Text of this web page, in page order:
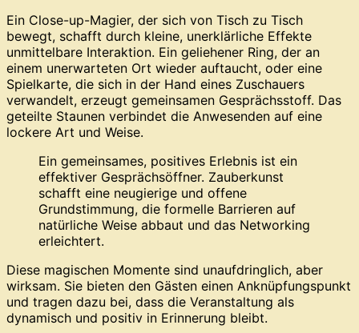
Ein Close-up-Magier, der sich von Tisch zu Tisch
bewegt, schafft durch kleine, unerklärliche Effekte
unmittelbare Interaktion. Ein geliehener Ring, der an
einem unerwarteten Ort wieder auftaucht, oder eine
Spielkarte, die sich in der Hand eines Zuschauers
verwandelt, erzeugt gemeinsamen Gesprächsstoff. Das
geteilte Staunen verbindet die Anwesenden auf eine
lockere Art und Weise.
Ein gemeinsames, positives Erlebnis ist ein
effektiver Gesprächsöffner. Zauberkunst
schafft eine neugierige und offene
Grundstimmung, die formelle Barrieren auf
natürliche Weise abbaut und das Networking
erleichtert.
Diese magischen Momente sind unaufdringlich, aber
wirksam. Sie bieten den Gästen einen Anknüpfungspunkt
und tragen dazu bei, dass die Veranstaltung als
dynamisch und positiv in Erinnerung bleibt.